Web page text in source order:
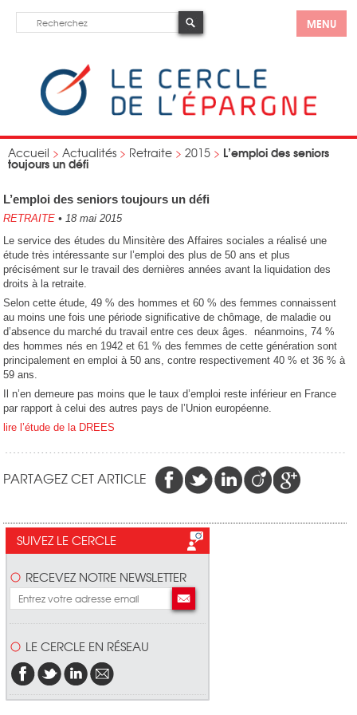
MENU
Accueil > Actualités > Retraite > 2015 > L’emploi des seniors
toujours un défi
L’emploi des seniors toujours un défi
RETRAITE • 18 mai 2015
Le service des études du Minsitère des Affaires sociales a réalisé une
étude très intéressante sur l’emploi des plus de 50 ans et plus
précisément sur le travail des dernières années avant la liquidation des
droits à la retraite.
Selon cette étude, 49 % des hommes et 60 % des femmes connaissent
au moins une fois une période significative de chômage, de maladie ou
d’absence du marché du travail entre ces deux âges. néanmoins, 74 %
des hommes nés en 1942 et 61 % des femmes de cette génération sont
principalement en emploi à 50 ans, contre respectivement 40 % et 36 % à
59 ans.
Il n’en demeure pas moins que le taux d’emploi reste inférieur en France
par rapport à celui des autres pays de l’Union européenne.
lire l’étude de la DREES
PARTAGEZ CET ARTICLE
SUIVEZ LE CERCLE
RECEVEZ NOTRE NEWSLETTER
LE CERCLE EN RÉSEAU